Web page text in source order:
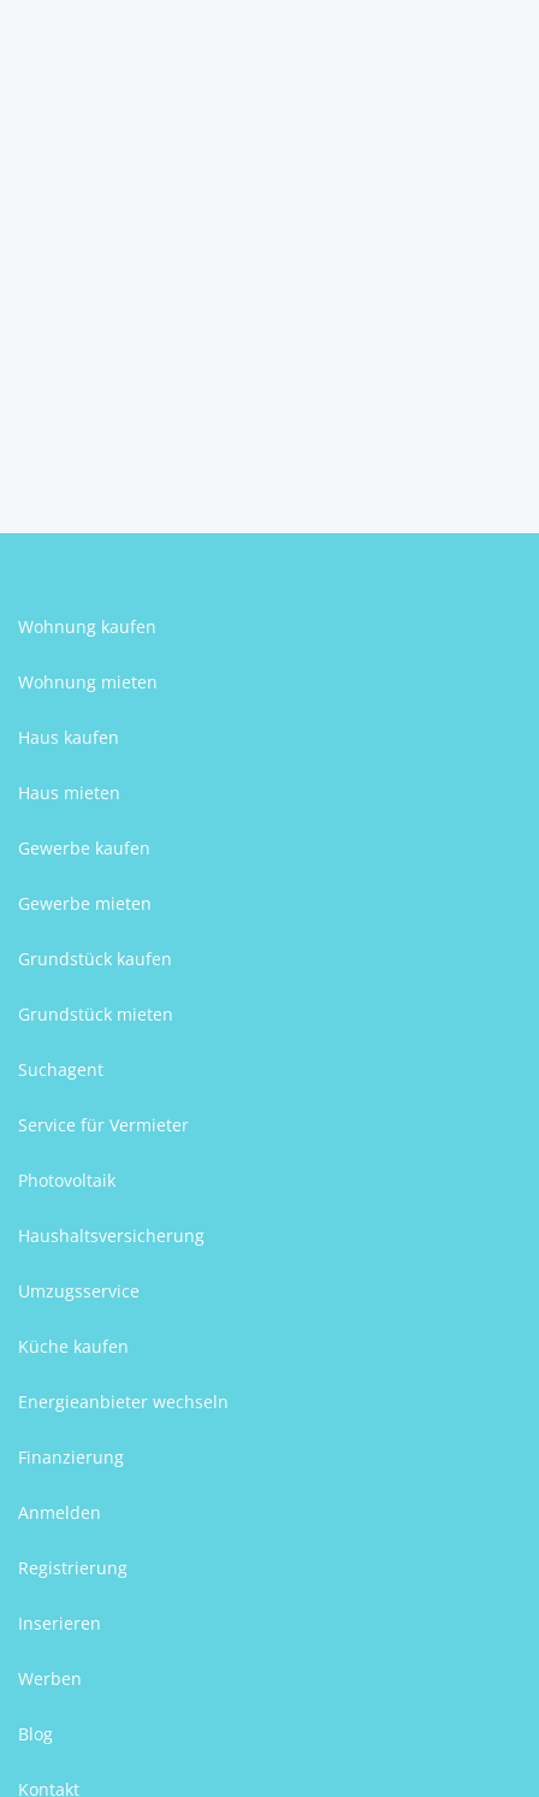
Wohnung kaufen
Wohnung mieten
Haus kaufen
Haus mieten
Gewerbe kaufen
Gewerbe mieten
Grundstück kaufen
Grundstück mieten
Suchagent
Service für Vermieter
Photovoltaik
Haushaltsversicherung
Umzugsservice
Küche kaufen
Energieanbieter wechseln
Finanzierung
Anmelden
Registrierung
Inserieren
Werben
Blog
Kontakt